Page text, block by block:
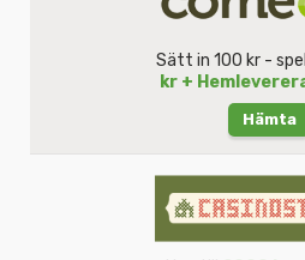
Sätt in 100 kr -
kr +
Hämta